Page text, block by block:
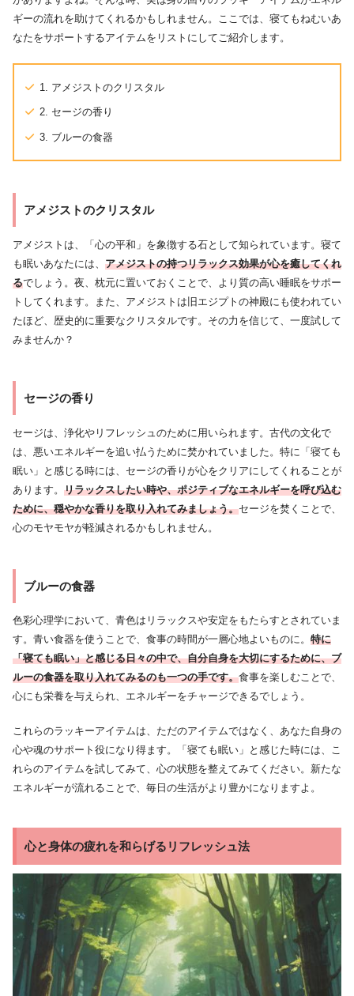
ギーの流れを助けてくれるかもしれません。ここでは、寝てもねむいあ
なたをサポートするアイテムをリストにしてご紹介します。
1. アメジストのクリスタル
2. セージの香り
3. ブルーの食器
アメジストのクリスタル
アメジストは、「心の平和」を象徴する石として知られています。寝て
も眠いあなたには、 アメジストの持つリラックス効果が心を癒してくれ
るでしょう。夜、枕元に置いておくことで、より質の高い睡眠をサポー
トしてくれます。また、アメジストは旧エジプトの神殿にも使われてい
たほど、歴史的に重要なクリスタルです。その力を信じて、一度試して
みませんか？
セージの香り
セージは、浄化やリフレッシュのために用いられます。古代の文化で
は、悪いエネルギーを追い払うために焚かれていました。特に「寝ても
眠い」と感じる時には、セージの香りが心をクリアにしてくれることが
あります。 リラックスしたい時や、ポジティブなエネルギーを呼び込む
ために、穏やかな香りを取り入れてみましょう。セージを焚くことで、
心のモヤモヤが軽減されるかもしれません。
ブルーの食器
色彩心理学において、青色はリラックスや安定をもたらすとされていま
す。青い食器を使うことで、食事の時間が一層心地よいものに。 特に
「寝ても眠い」と感じる日々の中で、自分自身を大切にするために、ブ
ルーの食器を取り入れてみるのも一つの手です。食事を楽しむことで、
心にも栄養を与えられ、エネルギーをチャージできるでしょう。
これらのラッキーアイテムは、ただのアイテムではなく、あなた自身の
心や魂のサポート役になり得ます。「寝ても眠い」と感じた時には、こ
れらのアイテムを試してみて、心の状態を整えてみてください。新たな
エネルギーが流れることで、毎日の生活がより豊かになりますよ。
心と身体の疲れを和らげるリフレッシュ法